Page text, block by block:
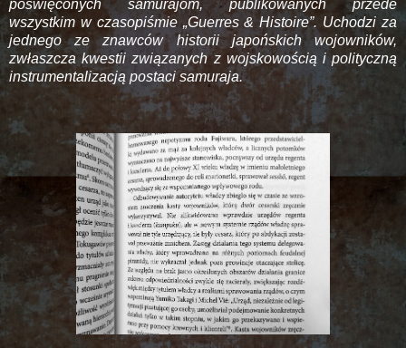
poświęconych samurajom, publikowanych przede
wszystkim w czasopiśmie „Guerres & Histoire”. Uchodzi za
jednego ze znawców historii japońskich wojowników,
zwłaszcza kwestii związanych z wojskowością i polityczną
instrumentalizacją postaci samuraja.